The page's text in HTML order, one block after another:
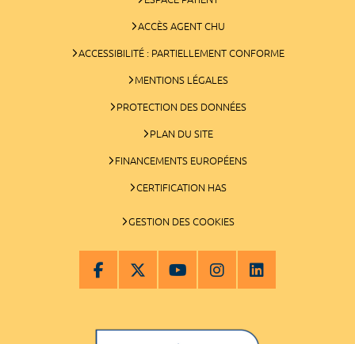
ACCÈS AGENT CHU
ACCESSIBILITÉ : PARTIELLEMENT CONFORME
MENTIONS LÉGALES
PROTECTION DES DONNÉES
PLAN DU SITE
FINANCEMENTS EUROPÉENS
CERTIFICATION HAS
GESTION DES COOKIES